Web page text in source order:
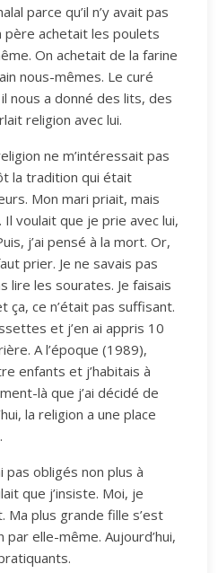
parce qu’il n’y avait pas
père achetait les poulets
On achetait de la farine
nous-mêmes. Le curé
nous a donné des lits, des
religion avec lui.
ne m’intéressait pas
la tradition qui était
Mon mari priait, mais
voulait que je prie avec lui,
j’ai pensé à la mort. Or,
prier. Je ne savais pas
lire les sourates. Je faisais
ça, ce n’était pas suffisant.
et j’en ai appris 10
A l’époque (1989),
enfants et j’habitais à
là que j’ai décidé de
la religion a une place
pas obligés non plus à
que j’insiste. Moi, je
Ma plus grande fille s’est
elle-même. Aujourd’hui,